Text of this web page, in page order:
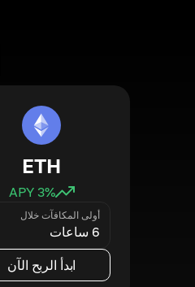
ETH
3% APY
أولى المكافآت خلال
6 ساعات
ابدأ الربح الآن